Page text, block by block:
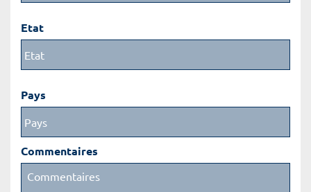
Etat
Pays
Commentaires